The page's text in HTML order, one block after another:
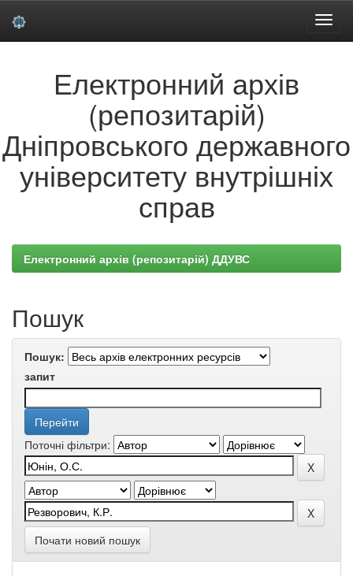
Електронний архів
(репозитарій)
Дніпровського державного
університету внутрішніх
справ
Електронний архів (репозитарій) ДДУВС
Пошук
Пошук:
запит
Поточні фільтри:
Почати новий пошук